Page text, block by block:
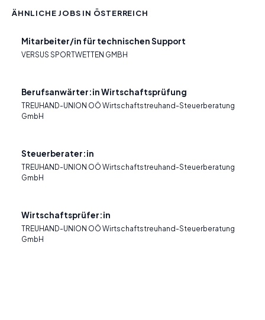
ÄHNLICHE JOBS IN ÖSTERREICH
Mitarbeiter/in für technischen Support
VERSUS SPORTWETTEN GMBH
Berufsanwärter:in Wirtschaftsprüfung
TREUHAND-UNION OÖ Wirtschaftstreuhand-Steuerberatung
GmbH
Steuerberater:in
TREUHAND-UNION OÖ Wirtschaftstreuhand-Steuerberatung
GmbH
Wirtschaftsprüfer:in
TREUHAND-UNION OÖ Wirtschaftstreuhand-Steuerberatung
GmbH